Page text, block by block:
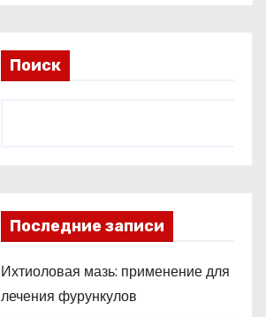
Поиск
Последние записи
Ихтиоловая мазь: применение для
лечения фурункулов